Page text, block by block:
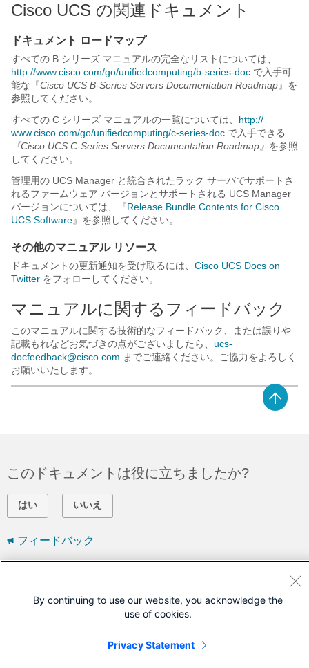
Cisco UCS の関連ドキュメント
ドキュメント ロードマップ
すべての B シリーズ マニュアルの完全なリストについては、
http:/​/​www.cisco.com/​go/​unifiedcomputing/​b-series-doc で入手可
能な『Cisco UCS B-Series Servers Documentation Roadmap』 を
参照してください。
すべての C シリーズ マニュアルの一覧については、 http:/​/​
www.cisco.com/​go/​unifiedcomputing/​c-series-doc で入手できる
『Cisco UCS C-Series Servers Documentation Roadmap』 を参照
してください。
管理用の UCS Manager と統合されたラック サーバでサポートさ
れるファームウェア バージョンとサポートされる UCS Manager
バージョンについては、『Release Bundle Contents for Cisco
UCS Software』を参照してください。
その他のマニュアル リソース
ドキュメントの更新通知を受け取るには、 Cisco UCS Docs on
Twitter をフォローしてください。
マニュアルに関するフィードバック
このマニュアルに関する技術的なフィードバック、または誤りや
記載もれなどお気づきの点がございましたら、 ucs-
docfeedback@cisco.com までご連絡ください。ご協力をよろしく
お願いいたします。
このドキュメントは役に立ちましたか?
はい いいえ
フィードバック
サポート ケースをオープン
By continuing to use our website, you acknowledge the
use of cookies.
Privacy Statement